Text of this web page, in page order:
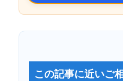
この記事に近いご